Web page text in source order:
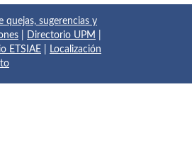
quejas, sugerencias y
Directorio UPM
ETSIAE
Localización